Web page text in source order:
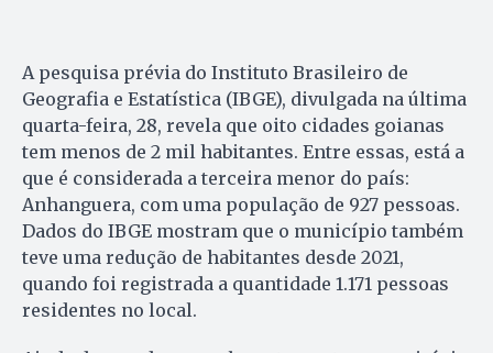
A pesquisa prévia do Instituto Brasileiro de
Geografia e Estatística (IBGE), divulgada na última
quarta-feira, 28, revela que oito cidades goianas
tem menos de 2 mil habitantes. Entre essas, está a
que é considerada a terceira menor do país:
Anhanguera, com uma população de 927 pessoas.
Dados do IBGE mostram que o município também
teve uma redução de habitantes desde 2021,
quando foi registrada a quantidade 1.171 pessoas
residentes no local.